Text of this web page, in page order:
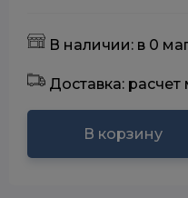
В наличии: в 0
Доставка:
В корзину